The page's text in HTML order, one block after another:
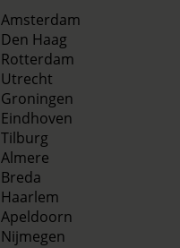
Amsterdam
Den Haag
Rotterdam
Utrecht
Groningen
Eindhoven
Tilburg
Almere
Breda
Haarlem
Apeldoorn
Nijmegen